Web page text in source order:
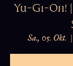
Yu-Gi-Oh! |
Sa., 05. Okt.